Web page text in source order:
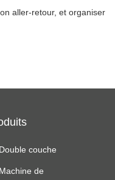
aller-retour, et organiser
Double couche
machine
Machine de